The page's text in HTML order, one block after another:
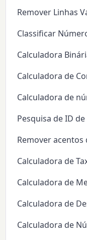
Remover Linhas
Classificar
Calculadora
Calculadora de
Calculadora de
Pesquisa de ID
Remover acentos
Calculadora de
Calculadora de
Calculadora de
Calculadora de